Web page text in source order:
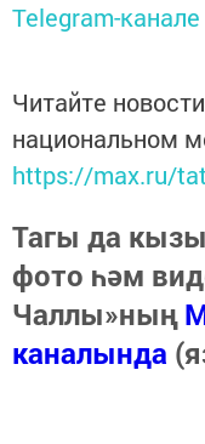
Telegram-канале
Читайте
национальном
https://max.ru/
Тагы да
фото һәм
Чаллы»ның
каналында